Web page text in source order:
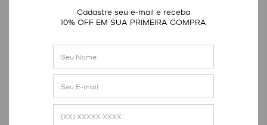
Cadastre seu e-mail e receba
10% OFF EM SUA PRIMEIRA COMPRA
Avaliações
Este produto ainda não tem avaliações